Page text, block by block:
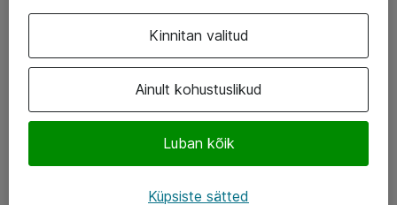
Facebook
Ainult kohustuslikud
Luban kõik
Kinnitan valitud
Küpsiste sätted